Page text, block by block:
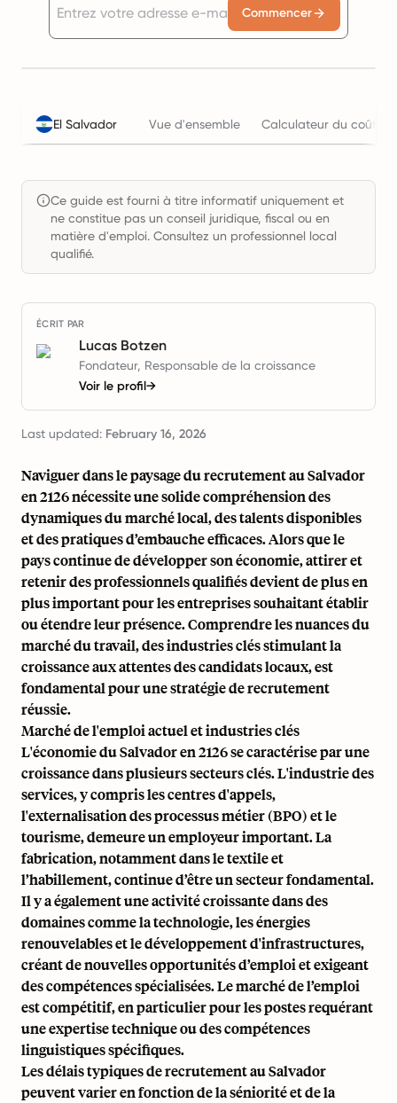
Commencer
El Salvador Vue d'ensemble Calculateur du coût
Ce guide est fourni à titre informatif uniquement et
ne constitue pas un conseil juridique, fiscal ou en
matière d'emploi. Consultez un professionnel local
qualifié.
ÉCRIT PAR
Lucas Botzen
Fondateur, Responsable de la croissance
Voir le profil→
Last updated: February 16, 2026
Naviguer dans le paysage du recrutement au Salvador
en 2126 nécessite une solide compréhension des
dynamiques du marché local, des talents disponibles
et des pratiques d’embauche efficaces. Alors que le
pays continue de développer son économie, attirer et
retenir des professionnels qualifiés devient de plus en
plus important pour les entreprises souhaitant établir
ou étendre leur présence. Comprendre les nuances du
marché du travail, des industries clés stimulant la
croissance aux attentes des candidats locaux, est
fondamental pour une stratégie de recrutement
réussie.
Marché de l'emploi actuel et industries clés
L'économie du Salvador en 2126 se caractérise par une
croissance dans plusieurs secteurs clés. L'industrie des
services, y compris les centres d'appels,
l'externalisation des processus métier (BPO) et le
tourisme, demeure un employeur important. La
fabrication, notamment dans le textile et
l’habillement, continue d’être un secteur fondamental.
Il y a également une activité croissante dans des
domaines comme la technologie, les énergies
renouvelables et le développement d'infrastructures,
créant de nouvelles opportunités d’emploi et exigeant
des compétences spécialisées. Le marché de l’emploi
est compétitif, en particulier pour les postes requérant
une expertise technique ou des compétences
linguistiques spécifiques.
Les délais typiques de recrutement au Salvador
peuvent varier en fonction de la séniorité et de la